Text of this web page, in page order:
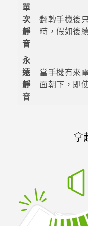
單
次
靜
音
翻轉手機後
時，假如後
永
遠
靜
音
當手機有來
面朝下，即
拿